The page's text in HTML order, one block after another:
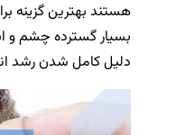
هستند بهترین گزینه
دلیل کامل شدن رشد